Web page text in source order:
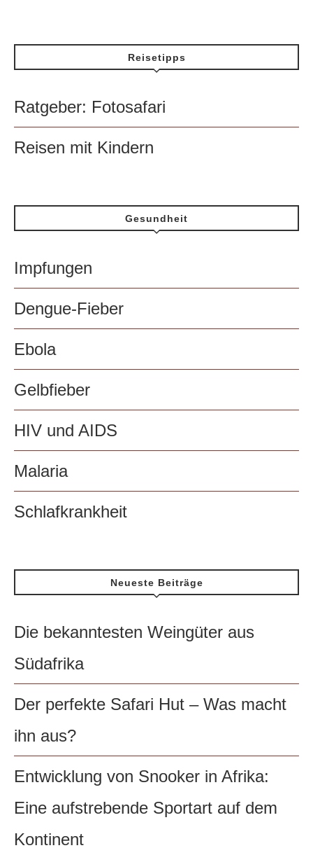
Reisetipps
Ratgeber: Fotosafari
Reisen mit Kindern
Gesundheit
Impfungen
Dengue-Fieber
Ebola
Gelbfieber
HIV und AIDS
Malaria
Schlafkrankheit
Neueste Beiträge
Die bekanntesten Weingüter aus
Südafrika
Der perfekte Safari Hut – Was macht
ihn aus?
Entwicklung von Snooker in Afrika:
Eine aufstrebende Sportart auf dem
Kontinent